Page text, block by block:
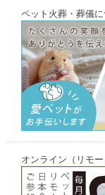
ペット火葬・葬儀
オンライン（リモ